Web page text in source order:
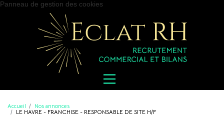
Accueil
Nos annonces
LE HAVRE - FRANCHISE - RESPONSABLE DE SITE H/F
Panneau de gestion des cookies